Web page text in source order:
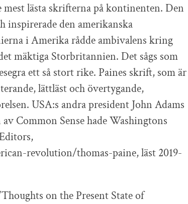
lästa skrifterna på kontinenten. Den
inspirerade den amerikanska
i Amerika rådde ambivalens kring
mäktiga Storbritannien. Det sågs som
ett så stort rike. Paines skrift, som är
lättläst och övertygande,
USA:s andra president John Adams
Common Sense hade Washingtons
revolution/thomas-paine, läst 2019-
on the Present State of